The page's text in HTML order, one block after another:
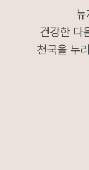
뉴
건강한 다
천국을 누